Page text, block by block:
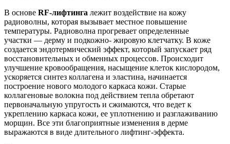
В основе RF-лифтинга лежит воздействие на кожу
радиоволны, которая вызывает местное повышение
температуры. Радиоволна прогревает определенные
участки — дерму и подкожно- жировую клетчатку. В коже
создается эндотермический эффект, который запускает ряд
восстановительных и обменных процессов. Происходит
улучшение кровообращения, насыщение клеток кислородом,
ускоряется синтез коллагена и эластина, начинается
построение нового молодого каркаса кожи. Старые
коллагеновые волокна под действием тепла обретают
первоначальную упругость и сжимаются, что ведет к
укреплению каркаса кожи, ее уплотнению и разглаживанию
морщин. Все эти благоприятные изменения в дерме
выражаются в виде длительного лифтинг-эффекта.